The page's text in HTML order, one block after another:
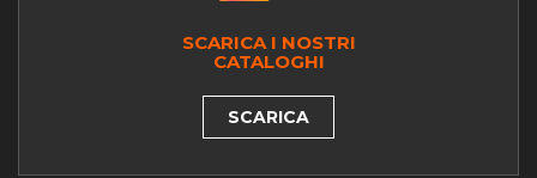
SCARICA I NOSTRI
CATALOGHI
SCARICA